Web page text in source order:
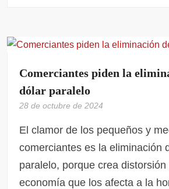
Comerciantes piden la
dólar paralelo
28 de octubre de 2024
El clamor de los pequeños y
comerciantes es la eliminación
paralelo, porque crea distorsión
economía que los afecta a la